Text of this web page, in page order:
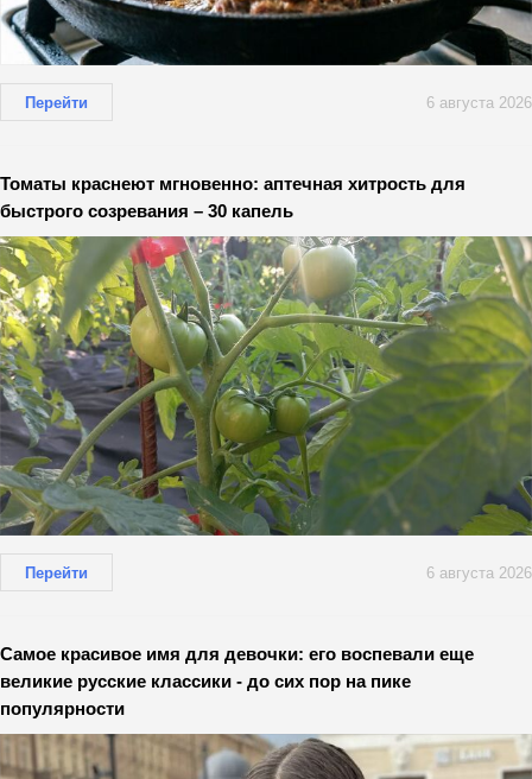
Перейти 6 августа 2026
Томаты краснеют мгновенно: аптечная хитрость для
быстрого созревания – 30 капель
Перейти 6 августа 2026
Самое красивое имя для девочки: его воспевали еще
великие русские классики - до сих пор на пике
популярности